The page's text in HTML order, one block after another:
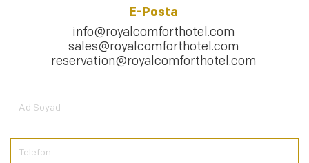
E-Posta
info@royalcomforthotel.com
sales@royalcomforthotel.com
reservation@royalcomforthotel.com